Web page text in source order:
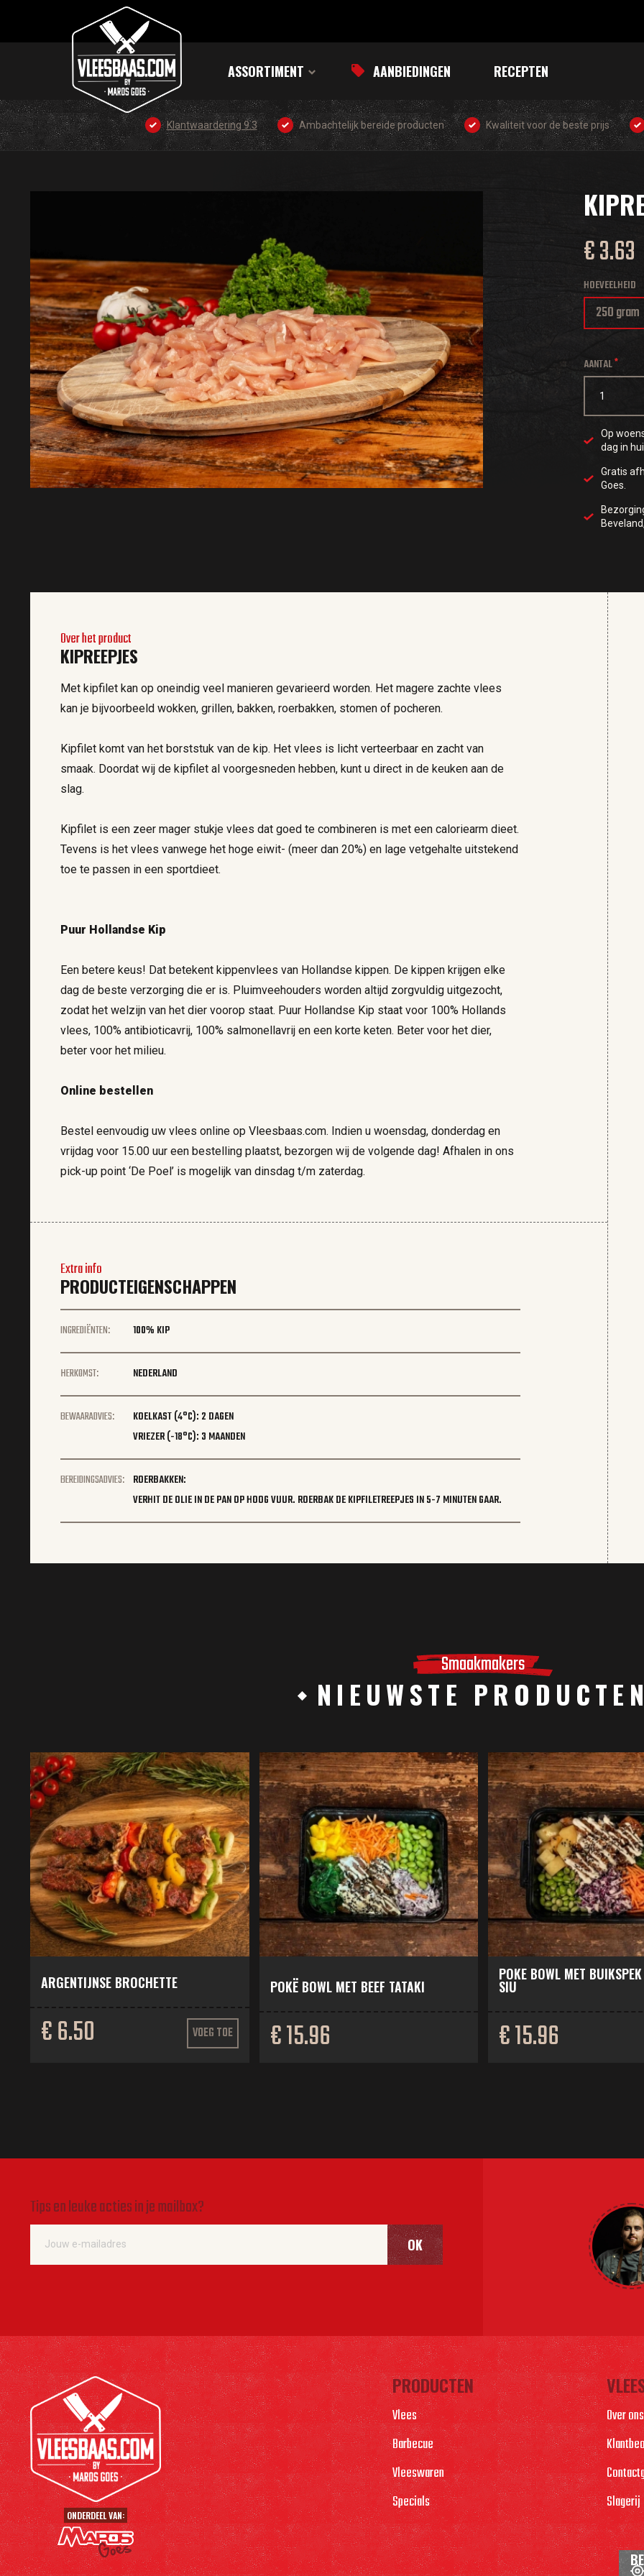
ASSORTIMENT AANBIEDINGEN RECEPTEN
Klantwaardering 9.3 Ambachtelijk bereide producten Kwaliteit voor de beste prijs
€ 3.63
HOEVEELHEID
250 gram
AANTAL
Op
dag in
Gratis
Goes.
Over het product
KIPREEPJES
Met kipfilet kan op oneindig veel manieren gevarieerd worden. Het magere zachte vlees
kan je bijvoorbeeld wokken, grillen, bakken, roerbakken, stomen of pocheren.
Kipfilet komt van het borststuk van de kip. Het vlees is licht verteerbaar en zacht van
smaak. Doordat wij de kipfilet al voorgesneden hebben, kunt u direct in de keuken aan de
slag.
Kipfilet is een zeer mager stukje vlees dat goed te combineren is met een caloriearm dieet.
Tevens is het vlees vanwege het hoge eiwit- (meer dan 20%) en lage vetgehalte uitstekend
toe te passen in een sportdieet.
Puur Hollandse Kip
Een betere keus! Dat betekent kippenvlees van Hollandse kippen. De kippen krijgen elke
dag de beste verzorging die er is. Pluimveehouders worden altijd zorgvuldig uitgezocht,
zodat het welzijn van het dier voorop staat. Puur Hollandse Kip staat voor 100% Hollands
vlees, 100% antibioticavrij, 100% salmonellavrij en een korte keten. Beter voor het dier,
beter voor het milieu.
Online bestellen
Bestel eenvoudig uw vlees online op Vleesbaas.com. Indien u woensdag, donderdag en
vrijdag voor 15.00 uur een bestelling plaatst, bezorgen wij de volgende dag! Afhalen in ons
pick-up point ‘De Poel’ is mogelijk van dinsdag t/m zaterdag.
Extra info
PRODUCTEIGENSCHAPPEN
INGREDIËNTEN: 100% KIP
HERKOMST: NEDERLAND
BEWAARADVIES:
KOELKAST (4°C): 2 DAGEN
VRIEZER (-18°C): 3 MAANDEN
BEREIDINGSADVIES: ROERBAKKEN:
VERHIT DE OLIE IN DE PAN OP HOOG VUUR. ROERBAK DE KIPFILETREEPJES IN 5-7 MINUTEN GAAR.
Smaakmakers
NIEUWSTE
ARGENTIJNSE BROCHETTE
€ 6.50 VOEG TOE
POKË BOWL MET BEEF TATAKI
€ 15.96
POKE BOWL MET
SIU
€ 15.96
Tips en leuke acties in je mailbox?
OK
ONDERDEEL VAN:
PRODUCTEN
Vlees
Barbecue
Vleeswaren
Specials
Over ons
Slagerij